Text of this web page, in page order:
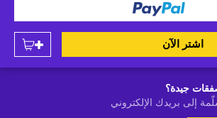
اشتر الآن
جيدة؟
إلى بريدك الإلكتروني